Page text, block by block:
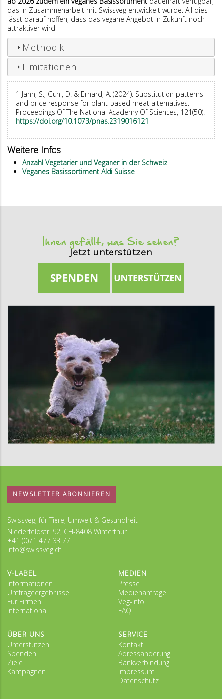
das in Zusammenarbeit mit Swissveg entwickelt wurde. All dies
lässt darauf hoffen, dass das vegane Angebot in Zukunft noch
attraktiver wird.
Methodik
Limitationen
1 Jahn, S., Guhl, D. & Erhard, A. (2024). Substitution patterns
and price response for plant-based meat alternatives.
Proceedings Of The National Academy Of Sciences, 121(50).
https://doi.org/10.1073/pnas.2319016121
Weitere Infos
Anzahl Vegetarier und Veganer in der Schweiz
Veganes Basissortiment Aldi Suisse
Ihnen gefällt, was Sie sehen?
Jetzt unterstützen
NEWSLETTER ABONNIEREN
Swissveg, für Tiere, Umwelt & Gesundheit
Niederfeldstr. 92, CH-8408 Winterthur
+41 (0)71 477 33 77
info@swissveg.ch
V-LABEL
Informationen
Umfrageergebnisse
Für Firmen
International
MEDIEN
Presse
Medienanfrage
Veg-Info
FAQ
ÜBER UNS
Unterstützen
Spenden
Ziele
Kampagnen
SERVICE
Kontakt
Adressänderung
Bankverbindung
Impressum
Datenschutz